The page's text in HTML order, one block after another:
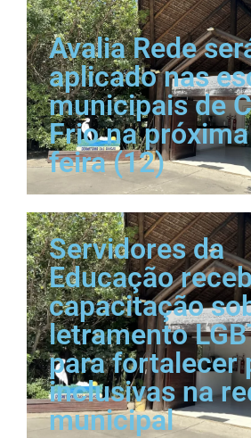
Avalia Rede
aplicado nas
municipais de
Frio na
feira (12)
Servidores da
Educação
capacitação
letramento
para fortalecer
inclusivas na
municipal